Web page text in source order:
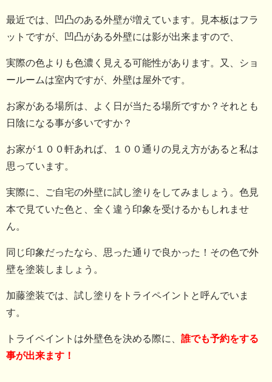
最近では、凹凸のある外壁が増えています。見本板はフラ
ットですが、凹凸がある外壁には影が出来ますので、
実際の色よりも色濃く見える可能性があります。又、ショ
ールームは室内ですが、外壁は屋外です。
お家がある場所は、よく日が当たる場所ですか？それとも
日陰になる事が多いですか？
お家が１００軒あれば、１００通りの見え方があると私は
思っています。
実際に、ご自宅の外壁に試し塗りをしてみましょう。色見
本で見ていた色と、全く違う印象を受けるかもしれませ
ん。
同じ印象だったなら、思った通りで良かった！その色で外
壁を塗装しましょう。
加藤塗装では、試し塗りをトライペイントと呼んでいま
す。
トライペイントは外壁色を決める際に、 誰でも予約をする
事が出来ます！